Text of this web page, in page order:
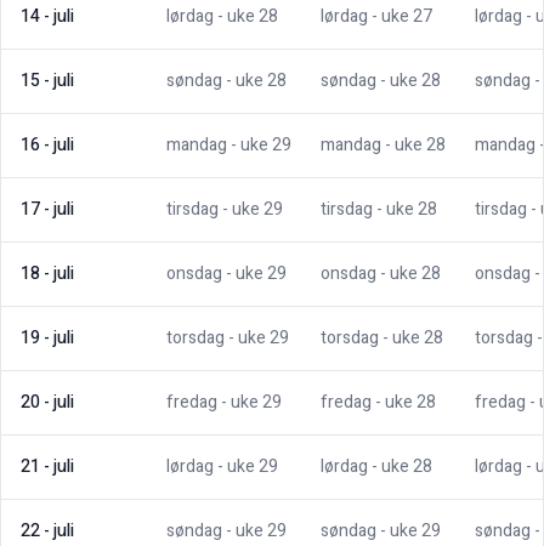
14-juli lørdag - uke28 lørdag - uke27 lørdag -
15-juli søndag - uke28 søndag - uke28 søndag
16-juli mandag - uke29 mandag - uke28 mandag
17-juli tirsdag - uke29 tirsdag - uke28 tirsdag -
18-juli onsdag - uke29 onsdag - uke28 onsdag
19-juli torsdag - uke29 torsdag - uke28 torsdag
20-juli fredag - uke29 fredag - uke28 fredag -
21 -juli lørdag - uke29 lørdag - uke28 lørdag -
22-juli søndag - uke29 søndag - uke29 søndag